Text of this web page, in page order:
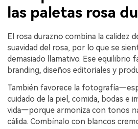
las paletas rosa
El rosa durazno combina la calidez
suavidad del rosa, por lo que se
demasiado llamativo. Ese equilibrio
branding, diseños editoriales y
También favorece la
cuidado de la piel, comida, bodas e
vida—porque armoniza con tonos
cálida. Combínalo con blancos